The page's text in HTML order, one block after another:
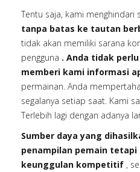
Tentu saja, kami menghindari
tanpa batas ke tautan
tidak akan memiliki sarana
pengguna . Anda tidak
memberi kami informasi
permainan. Anda
segalanya setiap saat. Kami
Terlebih lagi dengan adanya
Sumber daya yang
penampilan pemain
keunggulan kompetitif ,